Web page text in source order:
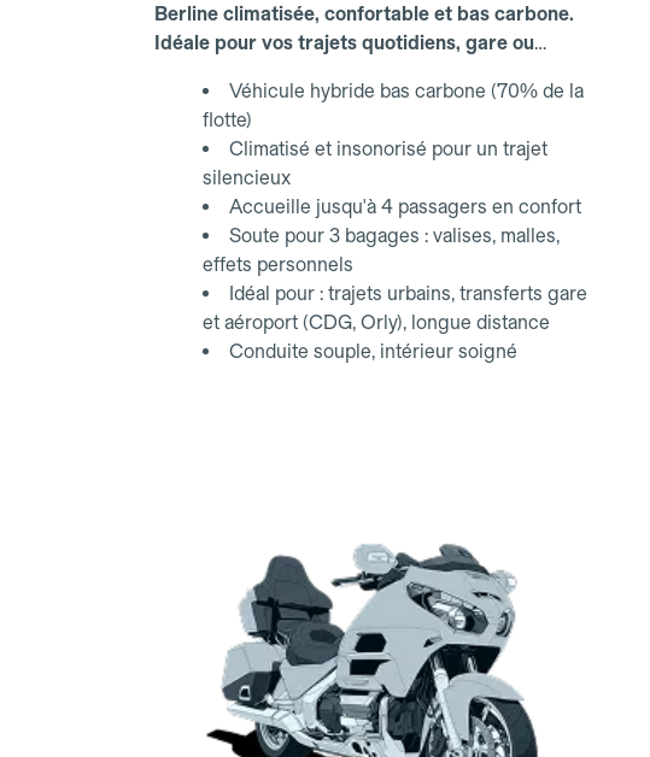
Berline climatisée, confortable et bas carbone.
Idéale pour vos trajets quotidiens, gare ou
Véhicule hybride bas carbone (70% de la
flotte)
Climatisé et insonorisé pour un trajet
silencieux
Accueille jusqu'à 4 passagers en confort
Soute pour 3 bagages : valises, malles,
effets personnels
Idéal pour : trajets urbains, transferts gare
et aéroport (CDG, Orly), longue distance
Conduite souple, intérieur soigné